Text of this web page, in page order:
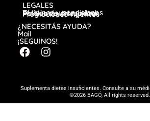
LEGALES
Términos y condiciones
Política de privacidad
Preguntas frecuentes
Promociones vigentes
¿NECESITÁS AYUDA?
Mail
¡SEGUINOS!
Suplementa dietas insuficientes. Consulte a su
©2026 BAGÓ, All rights reserved.